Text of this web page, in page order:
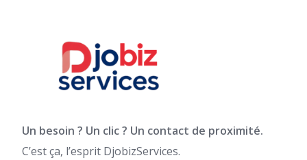
Un besoin ? Un clic ? Un contact de proximité.
C’est ça, l’esprit DjobizServices.